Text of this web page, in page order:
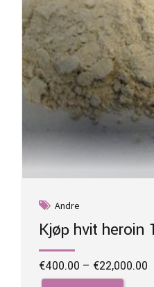
Andre
Kjøp hvit heroin
€400.00 – €22,000.00
This